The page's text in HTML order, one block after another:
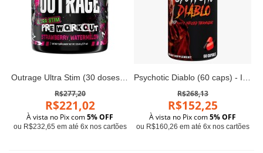
Outrage Ultra Stim (30 doses) - Nutrex
R$277,20
R$221,02
À vista no Pix com5% OFF
ou R$232,65 em até 6x nos cartões
Psychotic Diablo (60 caps) - Insane Labz
R$268,13
R$152,25
À vista no Pix com5% OFF
ou R$160,26 em até 6x nos cartões